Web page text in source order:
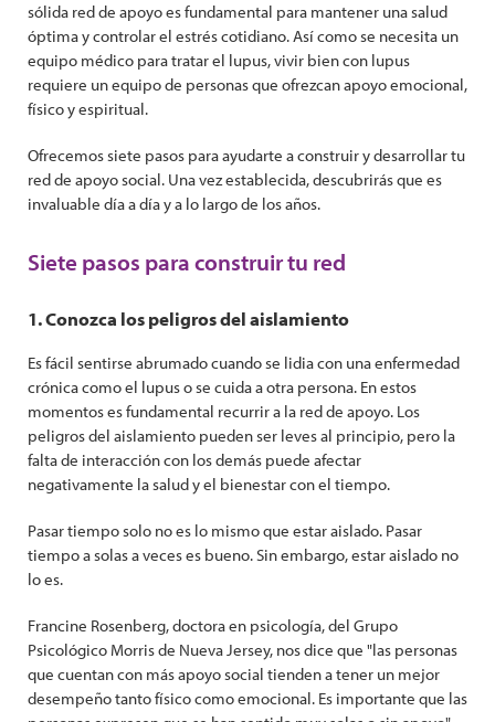
sólida red de apoyo es fundamental para mantener una salud
óptima y controlar el estrés cotidiano. Así como se necesita un
equipo médico para tratar el lupus, vivir bien con lupus
requiere un equipo de personas que ofrezcan apoyo emocional,
físico y espiritual.
Ofrecemos siete pasos para ayudarte a construir y desarrollar tu
red de apoyo social. Una vez establecida, descubrirás que es
invaluable día a día y a lo largo de los años.
Siete pasos para construir tu red
1. Conozca los peligros del aislamiento
Es fácil sentirse abrumado cuando se lidia con una enfermedad
crónica como el lupus o se cuida a otra persona. En estos
momentos es fundamental recurrir a la red de apoyo. Los
peligros del aislamiento pueden ser leves al principio, pero la
falta de interacción con los demás puede afectar
negativamente la salud y el bienestar con el tiempo.
Pasar tiempo solo no es lo mismo que estar aislado. Pasar
tiempo a solas a veces es bueno. Sin embargo, estar aislado no
lo es.
Francine Rosenberg, doctora en psicología, del Grupo
Psicológico Morris de Nueva Jersey, nos dice que "las personas
que cuentan con más apoyo social tienden a tener un mejor
desempeño tanto físico como emocional. Es importante que las